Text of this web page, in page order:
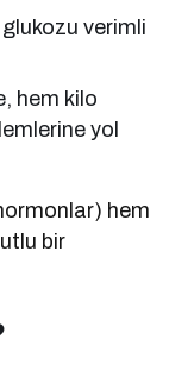
verimli
hem kilo
yol
hem
bir